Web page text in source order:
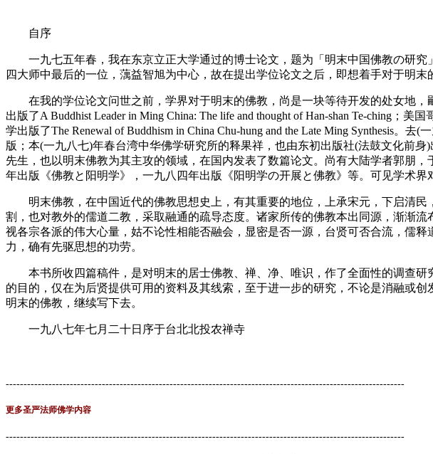
自序
一九七五年春，我在东京立正大学通过的博士论文，题为「明末中国佛教の研究
四大师中最后的一位，蕅益智旭为中心，故在提出学位论文之后，即想着手对于明末
在我的学位论文问世之前，学界对于明末的佛教，尚是一块等待开发的处女地，
出版了A Buddhist Leader in Ming China: The life and thought of Han-shan Te-ching
学出版了The Renewal of Buddhism in China Chu-hung and the Late Ming Synthesis
版；本(一九八七)年春台湾中华佛学研究所的释果祥，也由东初出版社(法鼓文化前
先生，也以明末佛教为其主攻的领域，在国内发表了数篇论文。尚有大陆学者郭朋
年出版《佛教と阳明学》，一九八四年出版《阳明学の开展と佛教》等。可见学术
明末佛教，在中国近代的佛教思想史上，有其重要的地位，上承宋元，下启清民
割，也对教外的儒道二教，采取融通的疏导态度。诸家所传的佛教本出同源，渐渐
视各宗各派的伟大心量，姑不论性相能否融会，显密是否一源，台贤可否合流，儒
力，确有先驱思想的功劳。
本书所收四篇稿件，是对明末的居士佛教、禅、净、唯识，作了全面性的调查研
的目的，仅在为后贤提供可用的资料及其线索，至于进一步的研究，不论是消融或
明末的佛教，继续写下去。
一九八七年七月二十日序于台北北投农禅寺
----------------------------------------------------------------------------------------------------------------
更多圣严法师佛学内容
----------------------------------------------------------------------------------------------------------------